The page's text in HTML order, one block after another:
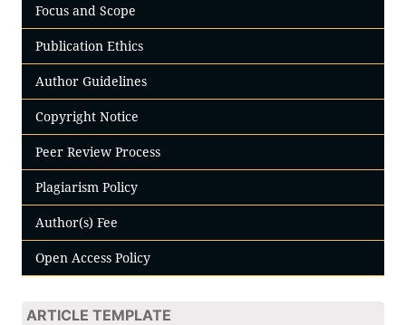
Focus and Scope
Publication Ethics
Author Guidelines
Copyright Notice
Peer Review Process
Plagiarism Policy
Author(s) Fee
Open Access Policy
ARTICLE TEMPLATE